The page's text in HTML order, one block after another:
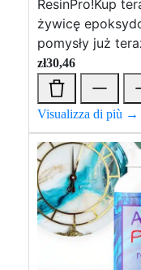
ResinPro!Kup
żywicę
pomysły już
zł30,46
Visualizza di più →